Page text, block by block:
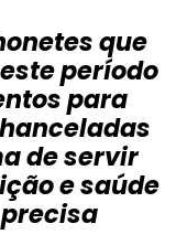
que
período
para
de servir
e saúde